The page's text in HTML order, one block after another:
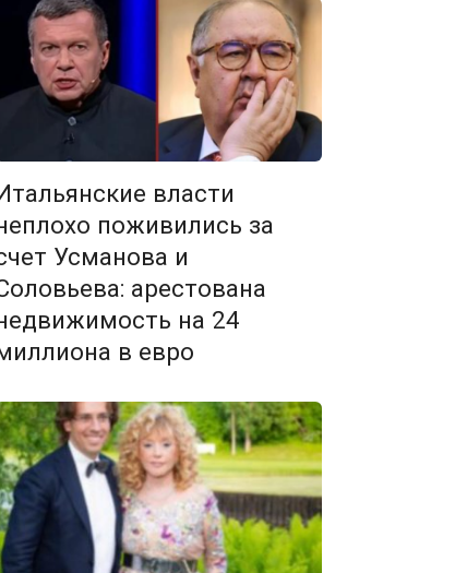
власти
поживились за
Усманова и
арестована
на 24
в евро